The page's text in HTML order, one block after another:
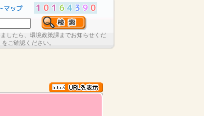
したら、環境政策課までお知らせくだ
ご確認ください。